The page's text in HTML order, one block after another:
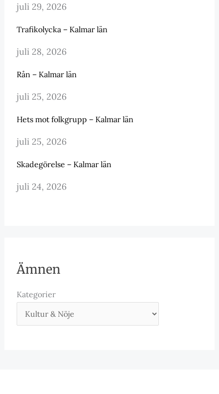
juli 29, 2026
Trafikolycka – Kalmar län
juli 28, 2026
Rån – Kalmar län
juli 25, 2026
Hets mot folkgrupp – Kalmar län
juli 25, 2026
Skadegörelse – Kalmar län
juli 24, 2026
Ämnen
Kategorier